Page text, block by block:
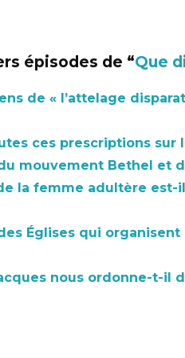
épisodes de “Que
de « l’attelage
ces prescriptions sur
mouvement Bethel et
la femme adultère
Églises qui
nous ordonne-t-il